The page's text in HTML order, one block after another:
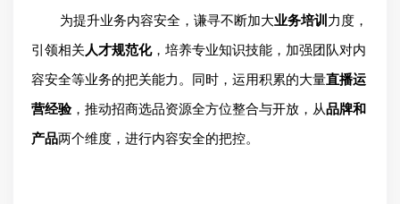
为提升业务内容安全，谦寻不断加大业务培训 力度，
引领相关人才规范化，培养专业知识技能，加强团队对内
容安全等业务的把关能力。同时，运用积累的大量直播运
营经验，推动招商选品资源全方位整合与开放，从品牌和
产品两个维度，进行内容安全的把控。